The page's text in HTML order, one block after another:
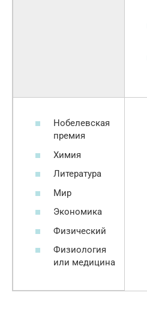
Нобелевская
премия
Химия
Литература
Мир
Экономика
Физический
Физиология
или медицина